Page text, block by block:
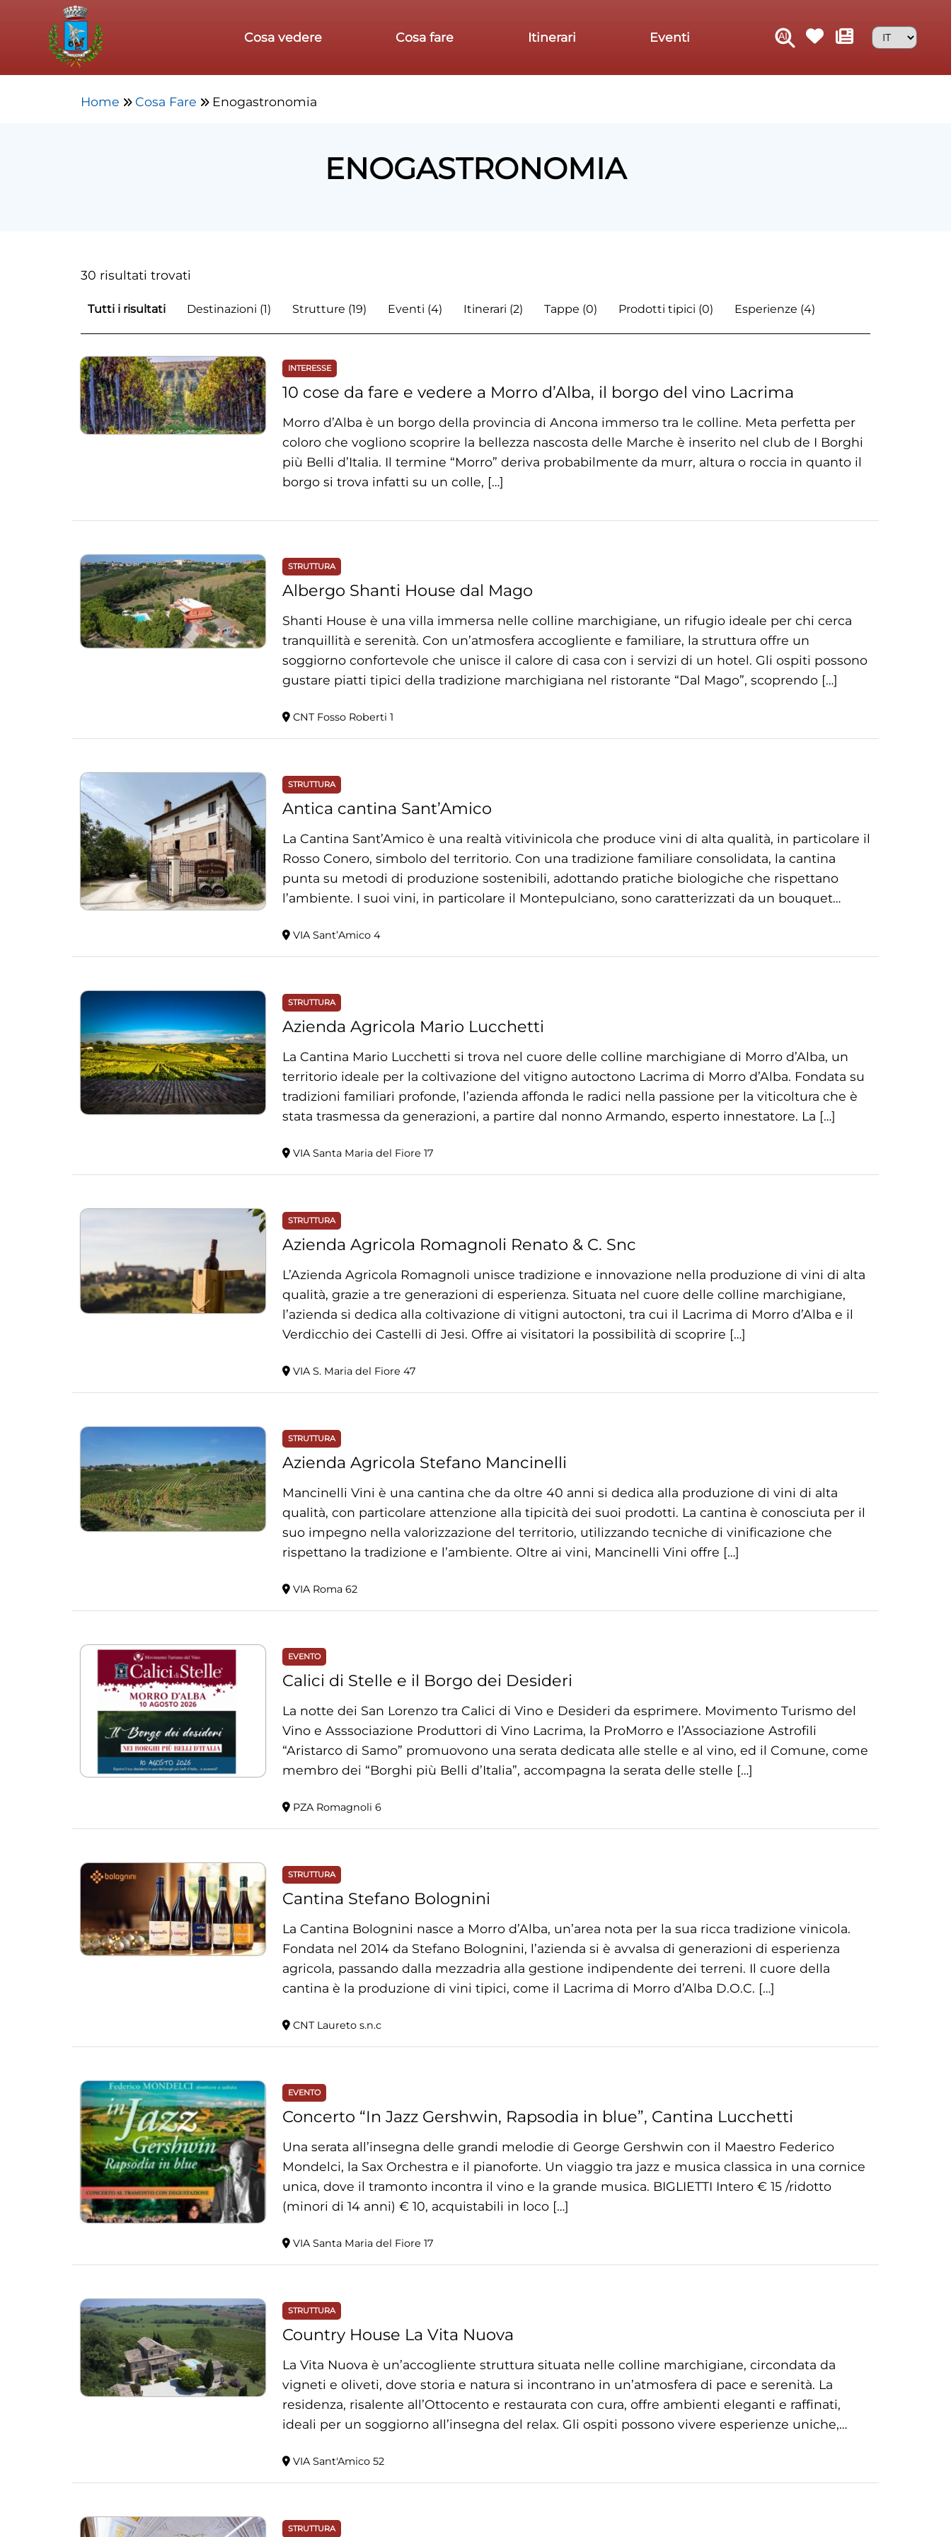
Skip to main content
Cosa vedere
Cosa fare Itinerari Eventi
Home Cosa Fare Enogastronomia
ENOGASTRONOMIA
30 risultati trovati
Tutti i risultati Destinazioni (1) Strutture (19) Eventi (4) Itinerari (2) Tappe (0) Prodotti tipici (0) Esperienze (4)
INTERESSE
10 cose da fare e vedere a Morro d’Alba, il borgo del vino Lacrima
Morro d’Alba è un borgo della provincia di Ancona immerso tra le colline. Meta perfetta per
coloro che vogliono scoprire la bellezza nascosta delle Marche è inserito nel club de I Borghi
più Belli d’Italia. Il termine “Morro” deriva probabilmente da murr, altura o roccia in quanto il
borgo si trova infatti su un colle, […]
STRUTTURA
Albergo Shanti House dal Mago
Shanti House è una villa immersa nelle colline marchigiane, un rifugio ideale per chi cerca
tranquillità e serenità. Con un’atmosfera accogliente e familiare, la struttura offre un
soggiorno confortevole che unisce il calore di casa con i servizi di un hotel. Gli ospiti possono
gustare piatti tipici della tradizione marchigiana nel ristorante “Dal Mago”, scoprendo […]
CNT Fosso Roberti 1
STRUTTURA
Antica cantina Sant’Amico
La Cantina Sant’Amico è una realtà vitivinicola che produce vini di alta qualità, in particolare il
Rosso Conero, simbolo del territorio. Con una tradizione familiare consolidata, la cantina
punta su metodi di produzione sostenibili, adottando pratiche biologiche che rispettano
l’ambiente. I suoi vini, in particolare il Montepulciano, sono caratterizzati da un bouquet
VIA Sant’Amico 4
STRUTTURA
Azienda Agricola Mario Lucchetti
La Cantina Mario Lucchetti si trova nel cuore delle colline marchigiane di Morro d’Alba, un
territorio ideale per la coltivazione del vitigno autoctono Lacrima di Morro d’Alba. Fondata su
tradizioni familiari profonde, l’azienda affonda le radici nella passione per la viticoltura che è
stata trasmessa da generazioni, a partire dal nonno Armando, esperto innestatore. La […]
VIA Santa Maria del Fiore 17
STRUTTURA
Azienda Agricola Romagnoli Renato & C. Snc
L’Azienda Agricola Romagnoli unisce tradizione e innovazione nella produzione di vini di alta
qualità, grazie a tre generazioni di esperienza. Situata nel cuore delle colline marchigiane,
l’azienda si dedica alla coltivazione di vitigni autoctoni, tra cui il Lacrima di Morro d’Alba e il
Verdicchio dei Castelli di Jesi. Offre ai visitatori la possibilità di scoprire […]
VIA S. Maria del Fiore 47
STRUTTURA
Azienda Agricola Stefano Mancinelli
Mancinelli Vini è una cantina che da oltre 40 anni si dedica alla produzione di vini di alta
qualità, con particolare attenzione alla tipicità dei suoi prodotti. La cantina è conosciuta per il
suo impegno nella valorizzazione del territorio, utilizzando tecniche di vinificazione che
rispettano la tradizione e l’ambiente. Oltre ai vini, Mancinelli Vini offre […]
VIA Roma 62
EVENTO
Calici di Stelle e il Borgo dei Desideri
La notte dei San Lorenzo tra Calici di Vino e Desideri da esprimere. Movimento Turismo del
Vino e Asssociazione Produttori di Vino Lacrima, la ProMorro e l’Associazione Astrofili
“Aristarco di Samo” promuovono una serata dedicata alle stelle e al vino, ed il Comune, come
membro dei “Borghi più Belli d’Italia”, accompagna la serata delle stelle […]
PZA Romagnoli 6
STRUTTURA
Cantina Stefano Bolognini
La Cantina Bolognini nasce a Morro d’Alba, un’area nota per la sua ricca tradizione vinicola.
Fondata nel 2014 da Stefano Bolognini, l’azienda si è avvalsa di generazioni di esperienza
agricola, passando dalla mezzadria alla gestione indipendente dei terreni. Il cuore della
cantina è la produzione di vini tipici, come il Lacrima di Morro d’Alba D.O.C. […]
CNT Laureto s.n.c
EVENTO
Concerto “In Jazz Gershwin, Rapsodia in blue”, Cantina Lucchetti
Una serata all’insegna delle grandi melodie di George Gershwin con il Maestro Federico
Mondelci, la Sax Orchestra e il pianoforte. Un viaggio tra jazz e musica classica in una cornice
unica, dove il tramonto incontra il vino e la grande musica. BIGLIETTI Intero € 15 /ridotto
(minori di 14 anni) € 10, acquistabili in loco […]
VIA Santa Maria del Fiore 17
STRUTTURA
Country House La Vita Nuova
La Vita Nuova è un’accogliente struttura situata nelle colline marchigiane, circondata da
vigneti e oliveti, dove storia e natura si incontrano in un’atmosfera di pace e serenità. La
residenza, risalente all’Ottocento e restaurata con cura, offre ambienti eleganti e raffinati,
ideali per un soggiorno all’insegna del relax. Gli ospiti possono vivere esperienze uniche,
VIA Sant'Amico 52
STRUTTURA